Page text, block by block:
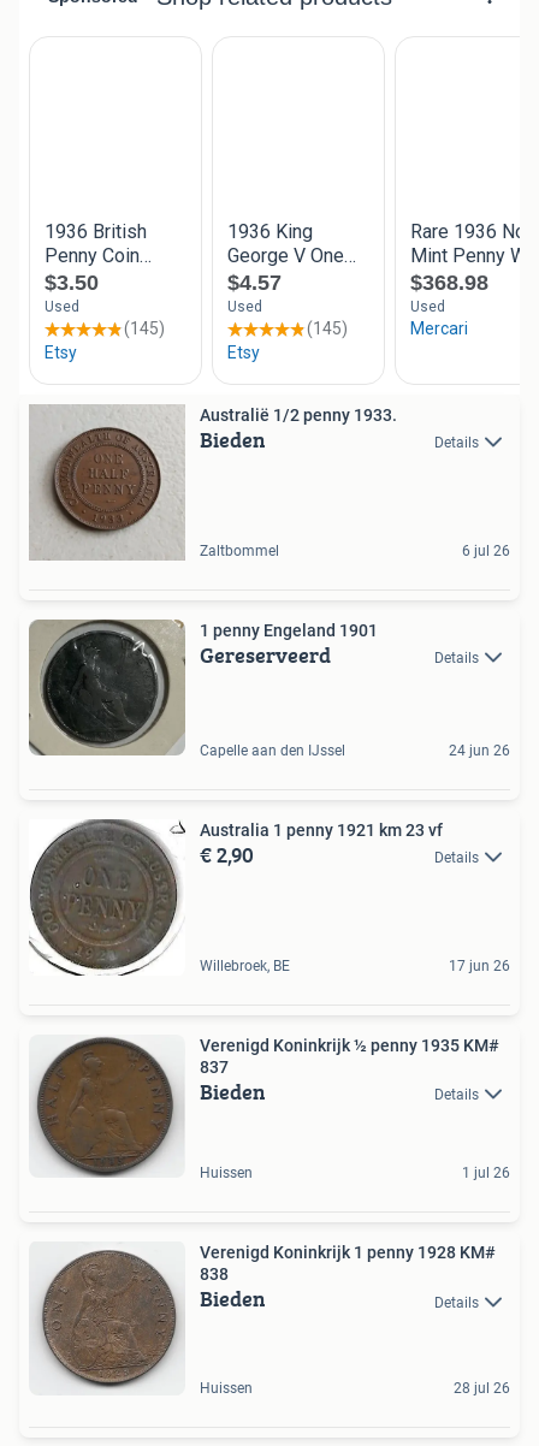
Australië 1/2 penny 1933.
Bieden Details
Zaltbommel 6 jul 26
1 penny Engeland 1901
Gereserveerd Details
Capelle aan den IJssel 24 jun 26
Australia 1 penny 1921 km 23 vf
€ 2,90 Details
Willebroek, BE 17 jun 26
Verenigd Koninkrijk ½ penny 1935 KM#
837
Bieden Details
Huissen 1 jul 26
Verenigd Koninkrijk 1 penny 1928 KM#
838
Bieden Details
Huissen 28 jul 26